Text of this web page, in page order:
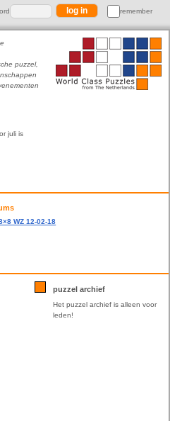
remember
puzzel,
juli is
WZ 12-02-18
puzzel archief
Het puzzel archief is alleen voor
leden!